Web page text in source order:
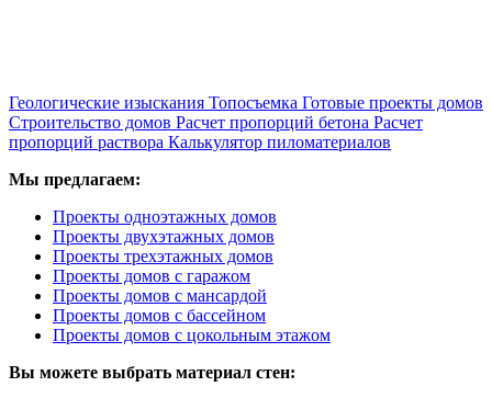
Геологические изыскания Топосъемка Готовые проекты домов
Строительство домов Расчет пропорций бетона Расчет
пропорций раствора Калькулятор пиломатериалов
Мы предлагаем:
Проекты одноэтажных домов
Проекты двухэтажных домов
Проекты трехэтажных домов
Проекты домов с гаражом
Проекты домов с мансардой
Проекты домов с бассейном
Проекты домов с цокольным этажом
Вы можете выбрать материал стен: